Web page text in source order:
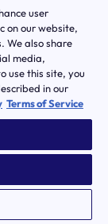
a ningún
responsable
las
médica
o esté
que los
médica se
de un
recibe
Transcarent
de
user
on our website,
We also share
media,
use this site, you
in our
Terms of Service